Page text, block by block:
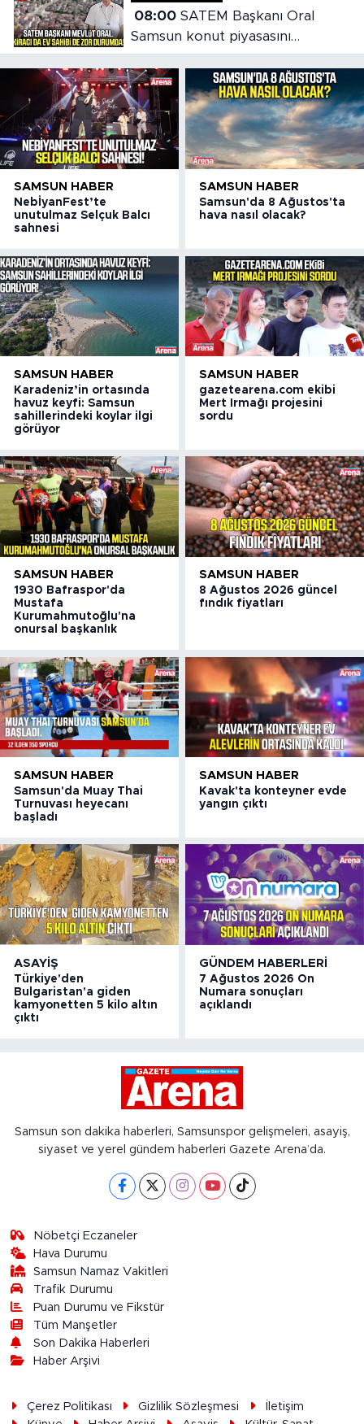
08:00SATEM Başkanı Oral
Samsun konut piyasasını
değerlendirdi
SAMSUN HABER
NebİyanFest’te
unutulmaz Selçuk Balcı
sahnesi
SAMSUN HABER
Samsun'da 8 Ağustos'ta
hava nasıl olacak?
SAMSUN HABER
Karadeniz’in ortasında
havuz keyfi: Samsun
sahillerindeki koylar ilgi
görüyor
SAMSUN HABER
gazetearena.com ekibi
Mert Irmağı projesini
sordu
SAMSUN HABER
1930 Bafraspor'da
Mustafa
Kurumahmutoğlu'na
onursal başkanlık
SAMSUN HABER
8 Ağustos 2026 güncel
fındık fiyatları
SAMSUN HABER
Samsun'da Muay Thai
Turnuvası heyecanı
başladı
SAMSUN HABER
Kavak'ta konteyner evde
yangın çıktı
ASAYIŞ
Türkiye'den
Bulgaristan'a giden
kamyonetten 5 kilo altın
çıktı
GÜNDEM HABERLERI
7 Ağustos 2026 On
Numara sonuçları
açıklandı
Samsun son dakika haberleri, Samsunspor gelişmeleri, asayiş,
siyaset ve yerel gündem haberleri Gazete Arena’da.
Nöbetçi Eczaneler
Hava Durumu
Samsun Namaz Vakitleri
Trafik Durumu
Puan Durumu ve Fikstür
Tüm Manşetler
Son Dakika Haberleri
Haber Arşivi
Çerez Politikası Gizlilik Sözleşmesi
İletişim